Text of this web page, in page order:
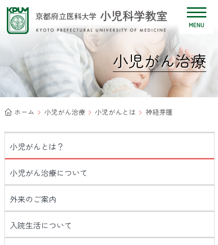
MENU
小児がん治療
ホーム 小児がん治療 小児がんとは 神経芽腫
小児がんとは？
小児がん治療について
外来のご案内
入院生活について